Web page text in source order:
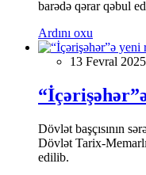
barədə qərar qəbul
Ardını oxu
13 Fevral
Dövlət başçısının
Dövlət Tarix-
edilib.